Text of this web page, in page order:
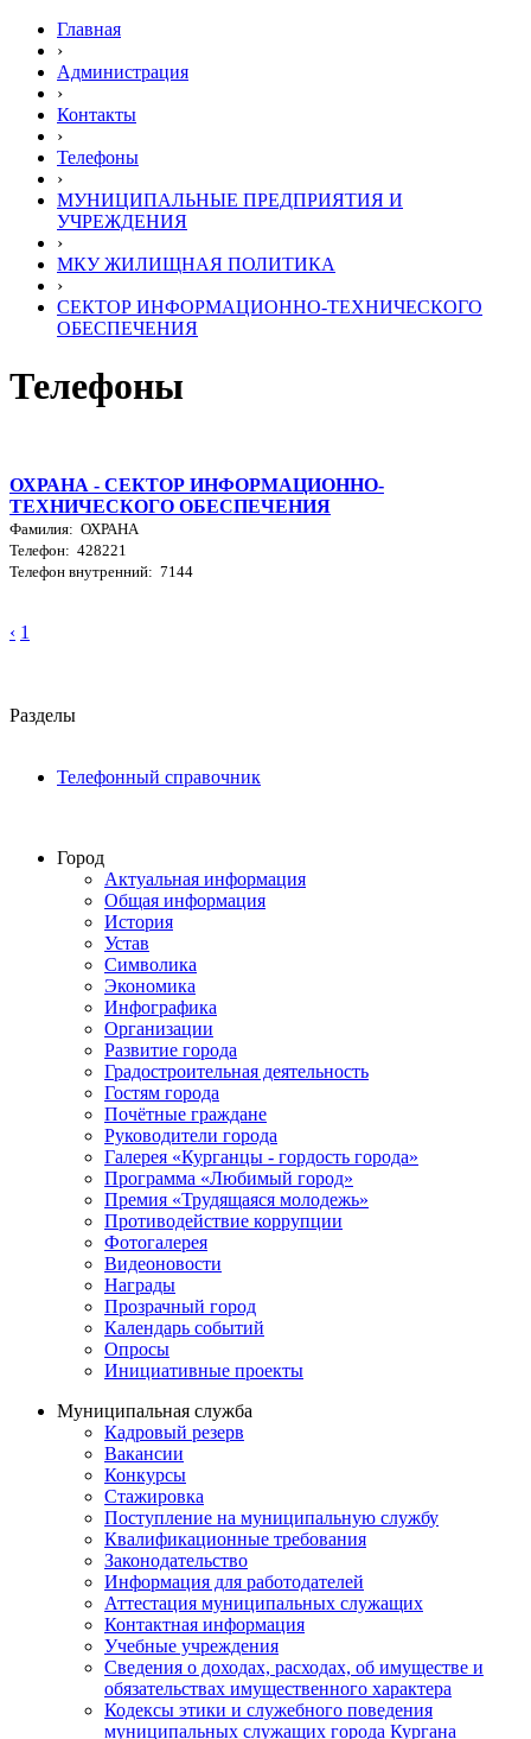
Главная
›
Администрация
›
Контакты
›
Телефоны
›
МУНИЦИПАЛЬНЫЕ ПРЕДПРИЯТИЯ И
УЧРЕЖДЕНИЯ
›
МКУ ЖИЛИЩНАЯ ПОЛИТИКА
›
СЕКТОР ИНФОРМАЦИОННО-ТЕХНИЧЕСКОГО
ОБЕСПЕЧЕНИЯ
Телефоны
ОХРАНА - СЕКТОР ИНФОРМАЦИОННО-
ТЕХНИЧЕСКОГО ОБЕСПЕЧЕНИЯ
Фамилия: ОХРАНА
Телефон: 428221
Телефон внутренний: 7144
‹ 1
Разделы
Телефонный справочник
Город
Актуальная информация
Общая информация
История
Устав
Символика
Экономика
Инфографика
Организации
Развитие города
Градостроительная деятельность
Гостям города
Почётные граждане
Руководители города
Галерея «Курганцы - гордость города»
Программа «Любимый город»
Премия «Трудящаяся молодежь»
Противодействие коррупции
Фотогалерея
Видеоновости
Награды
Прозрачный город
Календарь событий
Опросы
Инициативные проекты
Муниципальная служба
Кадровый резерв
Вакансии
Конкурсы
Стажировка
Поступление на муниципальную службу
Квалификационные требования
Законодательство
Информация для работодателей
Аттестация муниципальных служащих
Контактная информация
Учебные учреждения
Сведения о доходах, расходах, об имуществе и
обязательствах имущественного характера
Кодексы этики и служебного поведения
муниципальных служащих города Кургана